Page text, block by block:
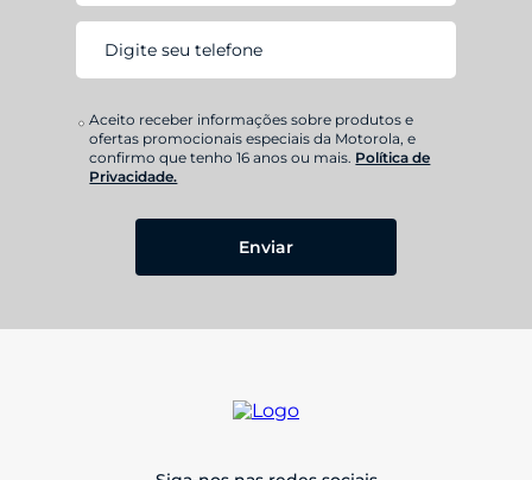
Enviar
Aceito receber informações sobre produtos e
ofertas promocionais especiais da Motorola, e
confirmo que tenho 16 anos ou mais. Política de
Privacidade.